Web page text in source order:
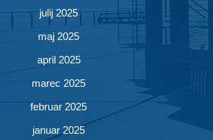
julij 2025
maj 2025
april 2025
marec 2025
februar 2025
januar 2025